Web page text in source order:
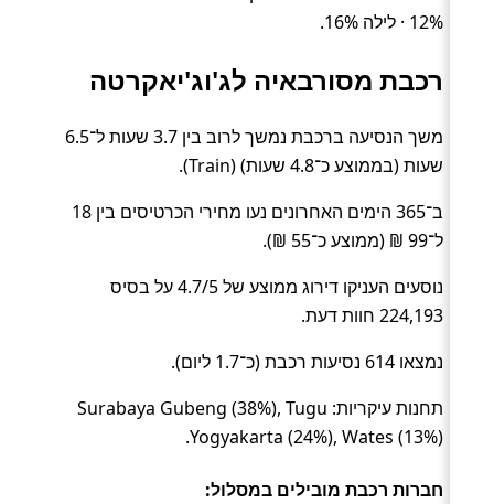
12% · לילה 16%.
רכבת מסורבאיה לג'וג'יאקרטה
משך הנסיעה ברכבת נמשך לרוב בין 3.7 שעות ל־6.5
שעות (בממוצע כ־4.8 שעות) (Train).
ב־365 הימים האחרונים נעו מחירי הכרטיסים בין 18
ל־99 ₪ (ממוצע כ־55 ₪).
נוסעים העניקו דירוג ממוצע של 4.7/5 על בסיס
224,193 חוות דעת.
נמצאו 614 נסיעות רכבת (כ־1.7 ליום).
תחנות עיקריות: Surabaya Gubeng (38%), Tugu
Yogyakarta (24%), Wates (13%).
חברות רכבת מובילים במסלול: